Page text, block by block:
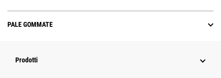
PALE GOMMATE
Prodotti